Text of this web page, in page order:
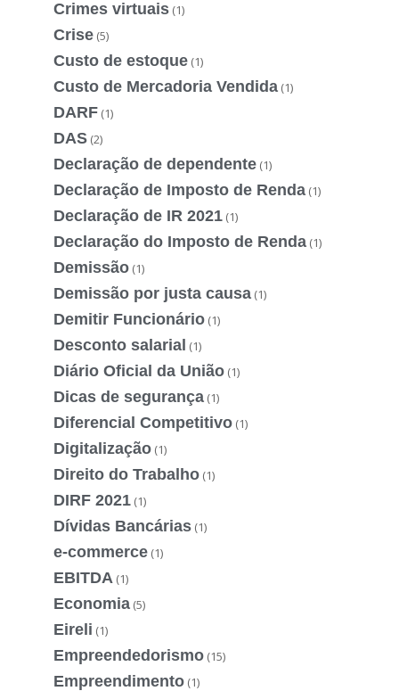
Crimes virtuais (1)
Crise (5)
Custo de estoque (1)
Custo de Mercadoria Vendida (1)
DARF (1)
DAS (2)
Declaração de dependente (1)
Declaração de Imposto de Renda (1)
Declaração de IR 2021 (1)
Declaração do Imposto de Renda (1)
Demissão (1)
Demissão por justa causa (1)
Demitir Funcionário (1)
Desconto salarial (1)
Diário Oficial da União (1)
Dicas de segurança (1)
Diferencial Competitivo (1)
Digitalização (1)
Direito do Trabalho (1)
DIRF 2021 (1)
Dívidas Bancárias (1)
e-commerce (1)
EBITDA (1)
Economia (5)
Eireli (1)
Empreendedorismo (15)
Empreendimento (1)